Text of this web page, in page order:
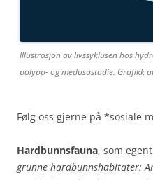
Illustrasjon av livssyklusen hos
polypp- og medusastadie. Grafikk
Følg oss gjerne på *sosiale
Hardbunnsfauna, som
grunne hardbunnshabitater: